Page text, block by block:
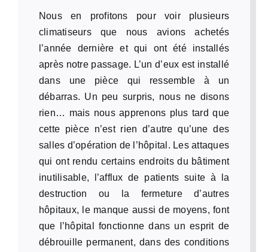
Nous en profitons pour voir plusieurs
climatiseurs que nous avions achetés
l’année dernière et qui ont été installés
après notre passage. L’un d’eux est installé
dans une pièce qui ressemble à un
débarras. Un peu surpris, nous ne disons
rien… mais nous apprenons plus tard que
cette pièce n’est rien d’autre qu’une des
salles d’opération de l’hôpital. Les attaques
qui ont rendu certains endroits du bâtiment
inutilisable, l’afflux de patients suite à la
destruction ou la fermeture d’autres
hôpitaux, le manque aussi de moyens, font
que l’hôpital fonctionne dans un esprit de
débrouille permanent, dans des conditions